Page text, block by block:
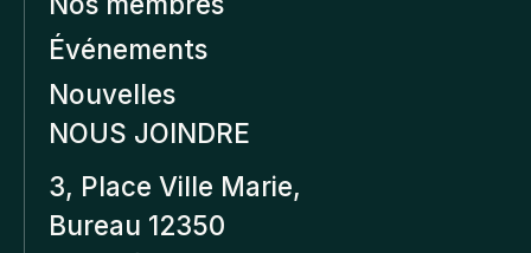
Événements
Nouvelles
NOUS JOINDRE
3, Place Ville Marie,
Bureau 12350